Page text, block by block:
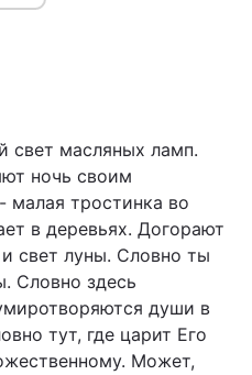
свет масляных ламп.
ночь своим
малая тростинка во
в деревьях. Догорают
свет луны. Словно ты
Словно здесь
души в
тут, где царит Его
Может,